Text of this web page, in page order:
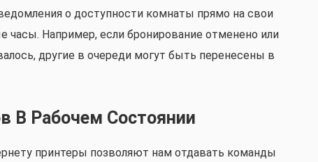
о доступности комнаты прямо на свои
Например, если бронирование отменено или
другие в очереди могут быть перенесены в
В Рабочем Состоянии
принтеры позволяют нам отдавать команды